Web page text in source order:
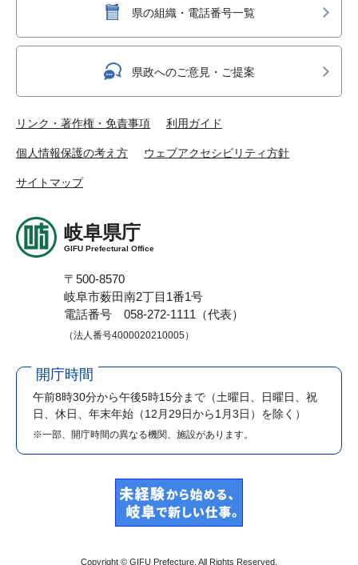
県の組織・電話番号一覧
県政へのご意見・ご提案
リンク・著作権・免責事項 利用ガイド
個人情報保護の考え方 ウェブアクセシビリティ方針
サイトマップ
岐阜県庁
GIFU Prefectural Office
〒500-8570
岐阜市薮田南2丁目1番1号
電話番号 058-272-1111（代表）
（法人番号4000020210005）
開庁時間
午前8時30分から午後5時15分まで （土曜日、日曜日、祝
日、休日、年末年始（12月29日から1月3日）を除く）
※一部、開庁時間の異なる機関、施設があります。
Copyright © GIFU Prefecture. All Rights Reserved.